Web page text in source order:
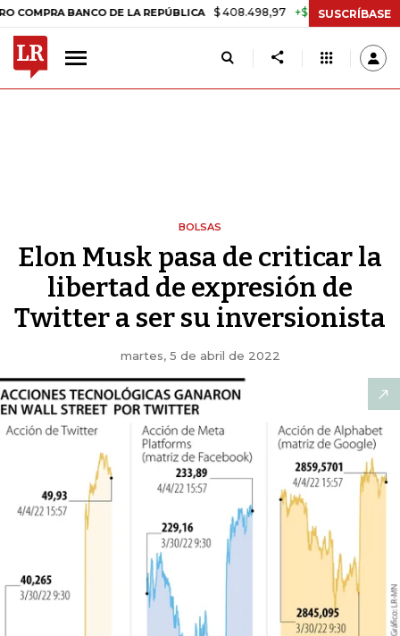
BANCO DE LA REPÚBLICA $ 408.498,97 +$ 8.753,81 +2,19%
SUSCRÍBASE
BOLSAS
Elon Musk pasa de criticar la
libertad de expresión de
Twitter a ser su inversionista
martes, 5 de abril de 2022